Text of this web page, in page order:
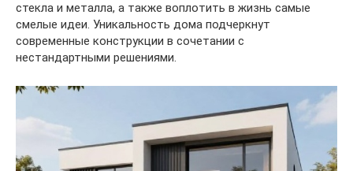
стекла и металла, а также воплотить в жизнь самые
смелые идеи. Уникальность дома подчеркнут
современные конструкции в сочетании с
нестандартными решениями.